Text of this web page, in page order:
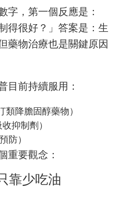
字，第一個反應是：
得很好？」答案是：生
藥物治療也是關鍵原因
目前持續服用：
類降膽固醇藥物）
抑制劑）
防）
重要觀念：
靠少吃油